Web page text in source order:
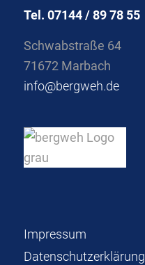
Tel. 07144 / 89 78 55
Schwabstraße 64
71672 Marbach
info@bergweh.de
Impressum
Datenschutzerklärung